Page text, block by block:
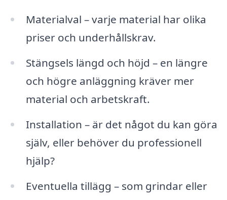
Materialval – varje material har olika
priser och underhållskrav.
Stängsels längd och höjd – en längre
och högre anläggning kräver mer
material och arbetskraft.
Installation – är det något du kan göra
själv, eller behöver du professionell
hjälp?
Eventuella tillägg – som grindar eller